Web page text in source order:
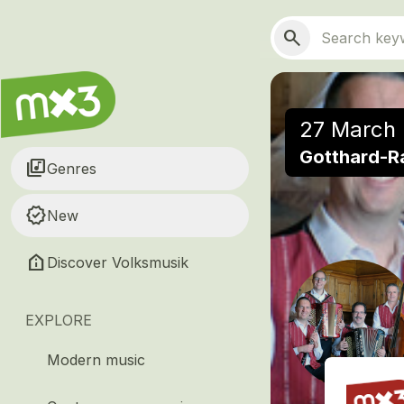
Search
search
library_musicGenres
new_releasesNew
help_clinic Discover Volksmusik
EXPLORE
Modern music
27 March
Gotthard-